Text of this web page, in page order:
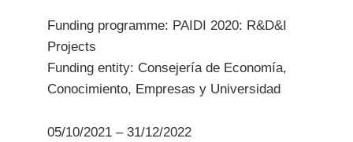
Funding programme: PAIDI 2020: R&D&I
Projects
Funding entity: Consejería de Economía,
Conocimiento, Empresas y Universidad
05/10/2021 – 31/12/2022